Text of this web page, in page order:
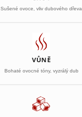
Sušené ovoce, vliv dubového dřeva
VŮNĚ
Bohaté ovocné tóny, vyzrálý dub